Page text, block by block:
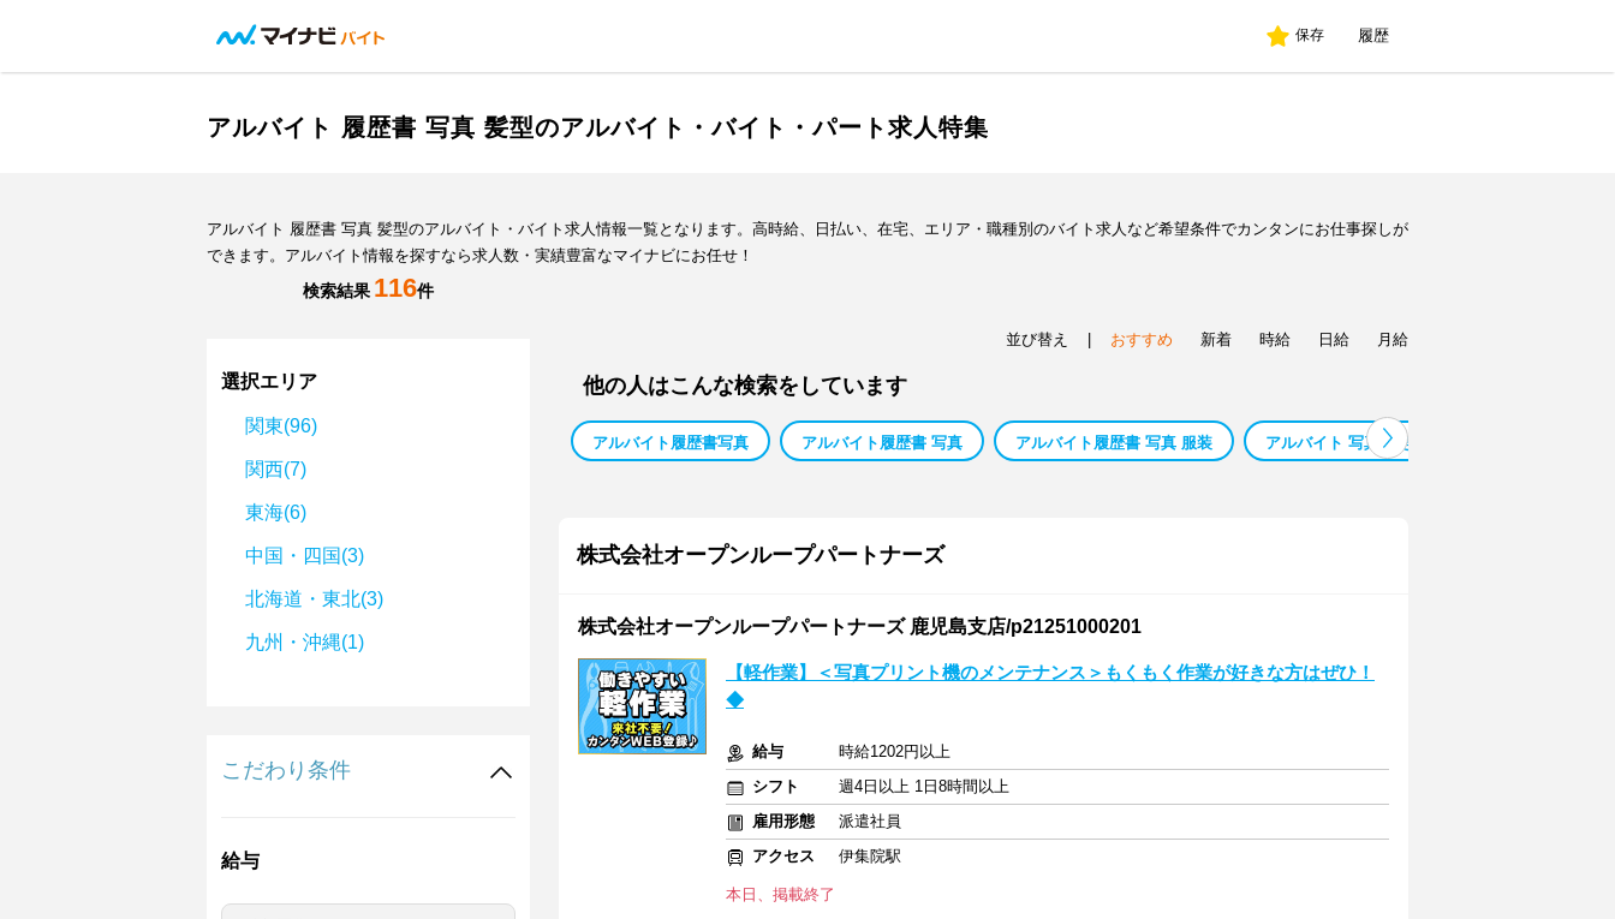
保存 履歴
アルバイト 履歴書 写真 髪型のアルバイト・バイト・パート求人特集
アルバイト 履歴書 写真 髪型のアルバイト・バイト求人情報一覧となります。高時給、日払い、在宅、エリア・職種別のバイト求人など希望条件でカンタンにお仕事探しが
できます。アルバイト情報を探すなら求人数・実績豊富なマイナビにお任せ！
検索結果 116件
選択エリア
関東(96)
関西(7)
東海(6)
中国・四国(3)
北海道・東北(3)
九州・沖縄(1)
こだわり条件
給与
並び替え おすすめ 新着 時給 日給 月給
他の人はこんな検索をしています
アルバイト履歴書写真 アルバイト履歴書 写真 アルバイト履歴書 写真 服装 アルバイト 写真 付き 履歴書
株式会社オープンループパートナーズ
株式会社オープンループパートナーズ 鹿児島支店/p21251000201
【軽作業】＜写真プリント機のメンテナンス＞もくもく作業が好きな方はぜひ！
◆
給与
時給1202円以上
シフト
週4日以上 1日8時間以上
雇用形態
派遣社員
アクセス
伊集院駅
本日、掲載終了